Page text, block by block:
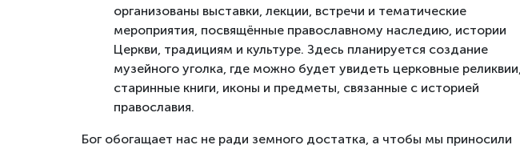
организованы выставки, лекции, встречи и тематические
мероприятия, посвящённые православному наследию, истории
Церкви, традициям и культуре. Здесь планируется создание
музейного уголка, где можно будет увидеть церковные реликвии,
старинные книги, иконы и предметы, связанные с историей
православия.
Бог обогащает нас не ради земного достатка, а чтобы мы приносили